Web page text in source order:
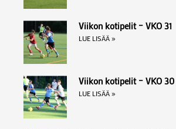
Viikon kotipelit – VKO 31
LUE LISÄÄ »
Viikon kotipelit – VKO 30
LUE LISÄÄ »